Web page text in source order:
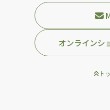
オンラインシ
ト